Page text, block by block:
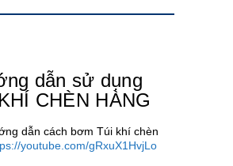
dẫn sử dụng
CHÈN HÀNG
dẫn cách bơm Túi khí chèn
youtube.com/gRxuX1HvjLo